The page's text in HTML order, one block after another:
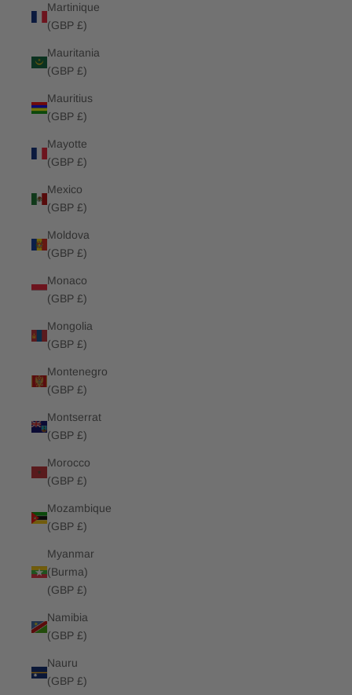
Martinique
(GBP £)
Mauritania
(GBP £)
Mauritius
(GBP £)
Mayotte
(GBP £)
Mexico
(GBP £)
Moldova
(GBP £)
Monaco
(GBP £)
Mongolia
(GBP £)
Montenegro
(GBP £)
Montserrat
(GBP £)
Morocco
(GBP £)
Mozambique
(GBP £)
Myanmar
(Burma)
(GBP £)
Namibia
(GBP £)
Nauru
(GBP £)